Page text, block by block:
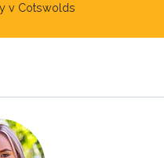
v Cotswolds